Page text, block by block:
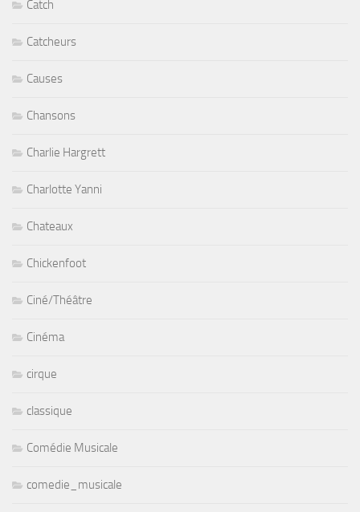
Catch
Catcheurs
Causes
Chansons
Charlie Hargrett
Charlotte Yanni
Chateaux
Chickenfoot
Ciné/Théâtre
Cinéma
cirque
classique
Comédie Musicale
comedie_musicale